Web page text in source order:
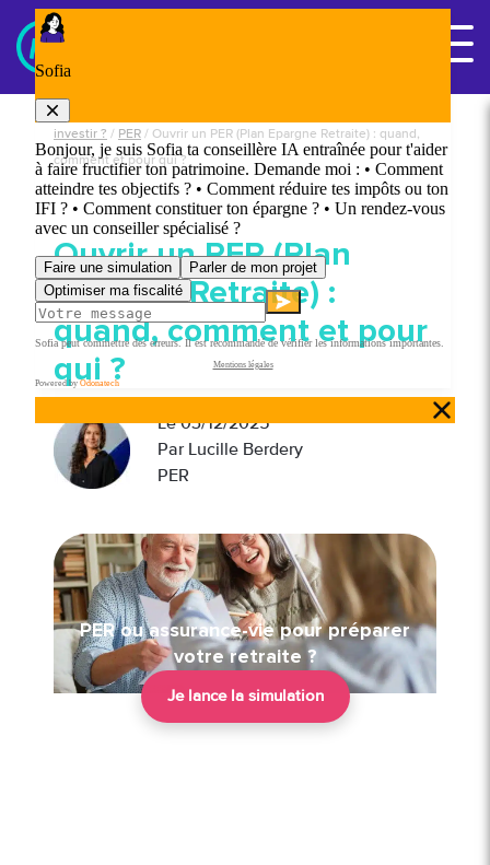
Panneau de gestion des cookies
Accueil
investir ? / PER / Ouvrir un PER (Plan Epargne Retraite) : quand,
comment et pour qui ?
Ouvrir un PER (Plan
Epargne Retraite) :
quand, comment et pour
qui ?
Le03/12/2025
Par Lucille Berdery
PER
PER ou assurance-vie pour préparer
votre retraite ?
Je lance la simulation